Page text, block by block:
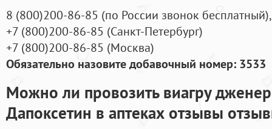
8 (800)200-86-85 (по России звонок бесплатный),
+7 (800)200-86-85 (Санкт-Петербург)
+7 (800)200-86-85 (Москва)
Обязательно назовите добавочный номер: 3533
Можно ли провозить виагру
Дапоксетин в аптеках отзывы